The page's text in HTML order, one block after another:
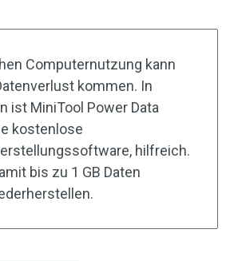
Computernutzung kann
kommen. In
ist MiniTool Power Data
kostenlose
hilfreich.
bis zu 1 GB Daten